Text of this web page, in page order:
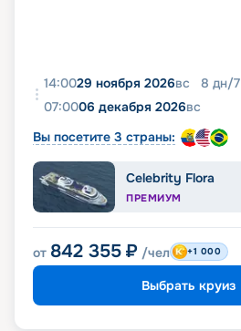
14:0029 ноября 2026вс 8 дн/7
07:0006 декабря 2026вс
Вы посетите 3 страны:
Celebrity Flora
ПРЕМИУМ
от 842 355 ₽ /чел +1 000
Выбрать круиз